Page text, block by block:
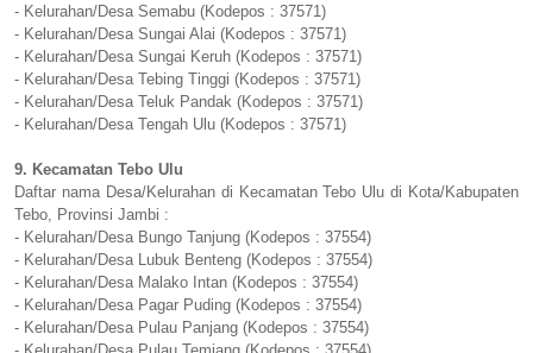
- Kelurahan/Desa Semabu (Kodepos : 37571)
- Kelurahan/Desa Sungai Alai (Kodepos : 37571)
- Kelurahan/Desa Sungai Keruh (Kodepos : 37571)
- Kelurahan/Desa Tebing Tinggi (Kodepos : 37571)
- Kelurahan/Desa Teluk Pandak (Kodepos : 37571)
- Kelurahan/Desa Tengah Ulu (Kodepos : 37571)
9. Kecamatan Tebo Ulu
Daftar nama Desa/Kelurahan di Kecamatan Tebo Ulu di Kota/Kabupaten
Tebo, Provinsi Jambi :
- Kelurahan/Desa Bungo Tanjung (Kodepos : 37554)
- Kelurahan/Desa Lubuk Benteng (Kodepos : 37554)
- Kelurahan/Desa Malako Intan (Kodepos : 37554)
- Kelurahan/Desa Pagar Puding (Kodepos : 37554)
- Kelurahan/Desa Pulau Panjang (Kodepos : 37554)